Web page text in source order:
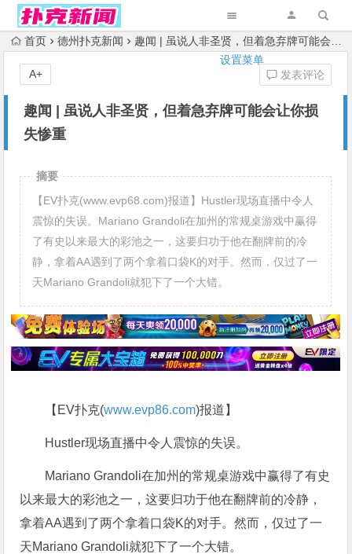
设置菜单
首页 德州扑克新闻 趣闻 | 虽说人非圣贤，但着急弃牌可能会让你损失惨重
趣闻 | 虽说人非圣贤，但着急弃牌可能会让你损
失惨重
发表评论
A+
摘要
【EV扑克(www.evp68.com)报道】Hustler现场直播中令人
震惊的失误。Mariano Grandoli在加州的常规桌游戏中赢得
了有史以来最大的彩池之一，这要归功于他在翻牌前的冷
静，拿着AA遇到了两个拿着口袋K的对手。然而，仅过了一
天Mariano Grandoli就犯下了一个大错。
【EV扑克(www.evp86.com)报道】
Hustler现场直播中令人震惊的失误。
Mariano Grandoli在加州的常规桌游戏中赢得了有史
以来最大的彩池之一，这要归功于他在翻牌前的冷静，
拿着AA遇到了两个拿着口袋K的对手。然而，仅过了一
天Mariano Grandoli就犯下了一个大错。